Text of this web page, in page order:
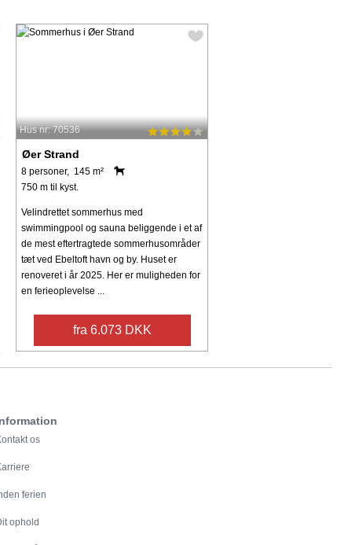
Hus nr: 70536
Øer Strand
8 personer, 145 m²
750 m til kyst.
Velindrettet sommerhus med
swimmingpool og sauna beliggende i et af
de mest eftertragtede sommerhusområder
tæt ved Ebeltoft havn og by. Huset er
renoveret i år 2025. Her er muligheden for
en ferieoplevelse ...
fra 6.073 DKK
os
ferien
ophold